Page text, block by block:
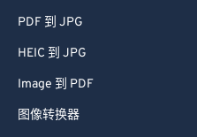
PDF 到 JPG
HEIC 到 JPG
Image 到 PDF
图像转换器